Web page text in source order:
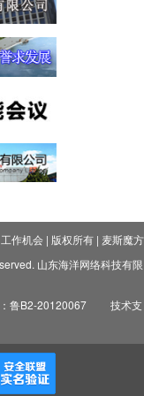
工作机会| 版权所有| 麦斯魔方
山东海洋网络科技有限
鲁B2-20120067
技术支